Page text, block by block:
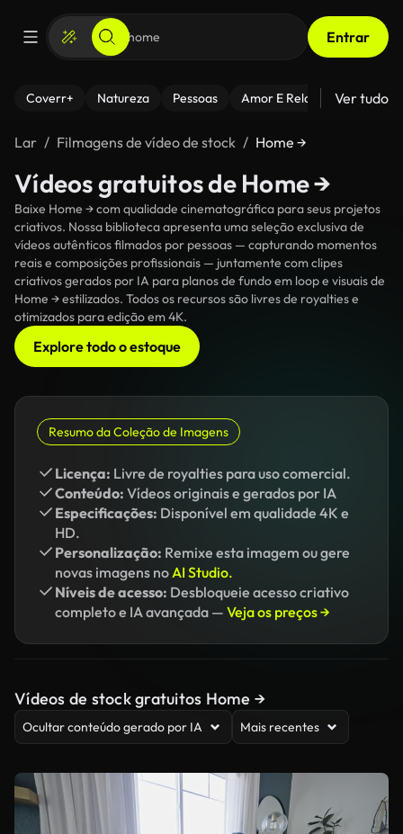
Entrar
Coverr+ Natureza Pessoas Amor E Relacionamentos
Ver tudo
Lar Filmagens de vídeo de stock Home →
Vídeos gratuitos de Home →
Baixe Home → com qualidade cinematográfica para seus projetos
criativos. Nossa biblioteca apresenta uma seleção exclusiva de
vídeos autênticos filmados por pessoas — capturando momentos
reais e composições profissionais — juntamente com clipes
criativos gerados por IA para planos de fundo em loop e visuais de
Home → estilizados. Todos os recursos são livres de royalties e
otimizados para edição em 4K.
Explore todo o estoque
Resumo da Coleção de Imagens
Licença: Livre de royalties para uso comercial.
Conteúdo: Vídeos originais e gerados por IA
Especificações: Disponível em qualidade 4K e
HD.
Personalização: Remixe esta imagem ou gere
novas imagens noAI Studio.
Níveis de acesso: Desbloqueie acesso criativo
completo e IA avançada — Veja os preços →
Vídeos de stock gratuitos Home →
Ocultar conteúdo gerado por IA Mais recentes